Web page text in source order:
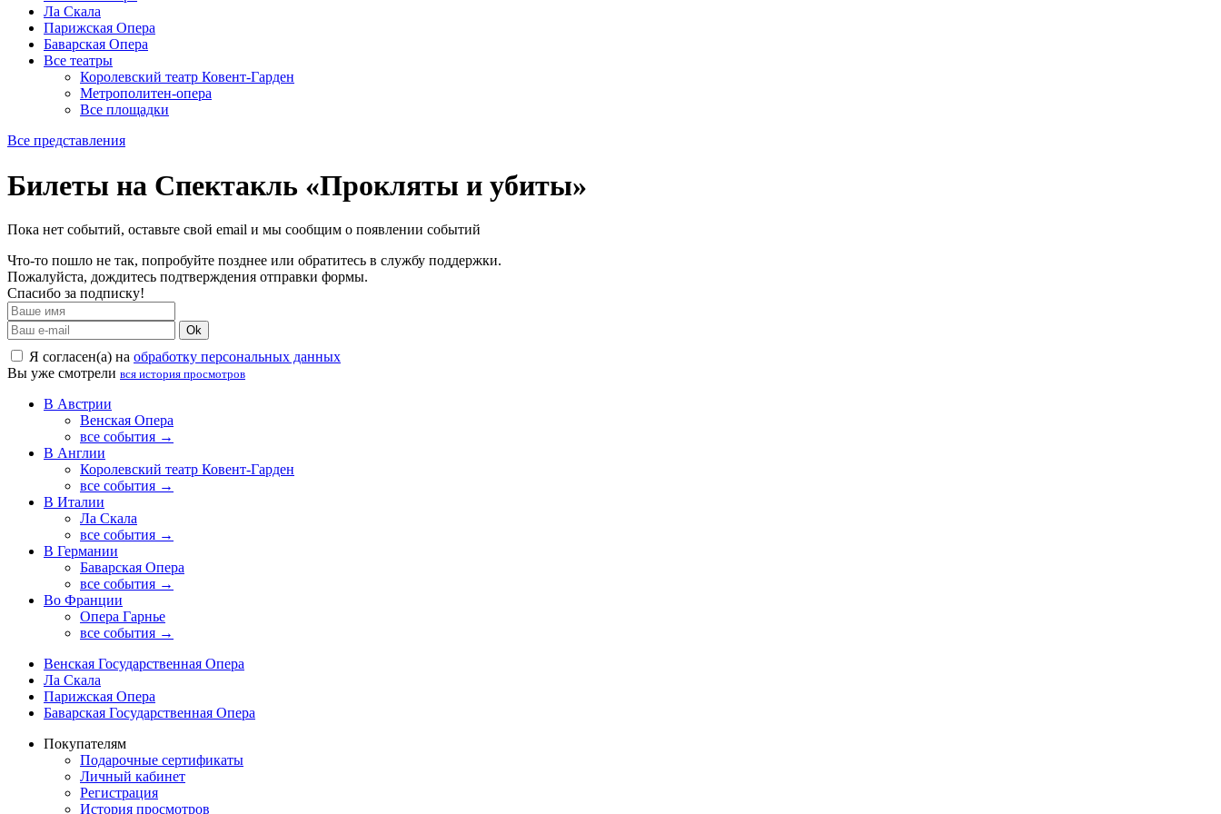
Ла Скала
Парижская Опера
Баварская Опера
Все театры
Королевский театр Ковент-Гарден
Метрополитен-опера
Все площадки
Все представления
Билеты на Спектакль «Прокляты и убиты»
Пока нет событий, оставьте свой email и мы сообщим о появлении событий
Что-то пошло не так, попробуйте позднее или обратитесь в службу поддержки.
Пожалуйста, дождитесь подтверждения отправки формы.
Спасибо за подписку!
Ok
Я согласен(а) на обработку персональных данных
Вы уже смотрели вся история просмотров
В Австрии
Венская Опера
все события →
В Англии
Королевский театр Ковент-Гарден
все события →
В Италии
Ла Скала
все события →
В Германии
Баварская Опера
все события →
Во Франции
Опера Гарнье
все события →
Венская Государственная Опера
Ла Скала
Парижская Опера
Баварская Государственная Опера
Покупателям
Подарочные сертификаты
Личный кабинет
Регистрация
История просмотров